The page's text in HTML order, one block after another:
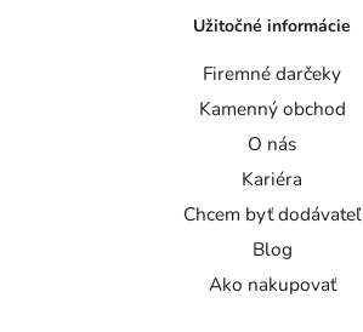
Užitočné informácie
Firemné darčeky
Kamenný obchod
O nás
Kariéra
Chcem byť dodávateľ
Blog
Ako nakupovať